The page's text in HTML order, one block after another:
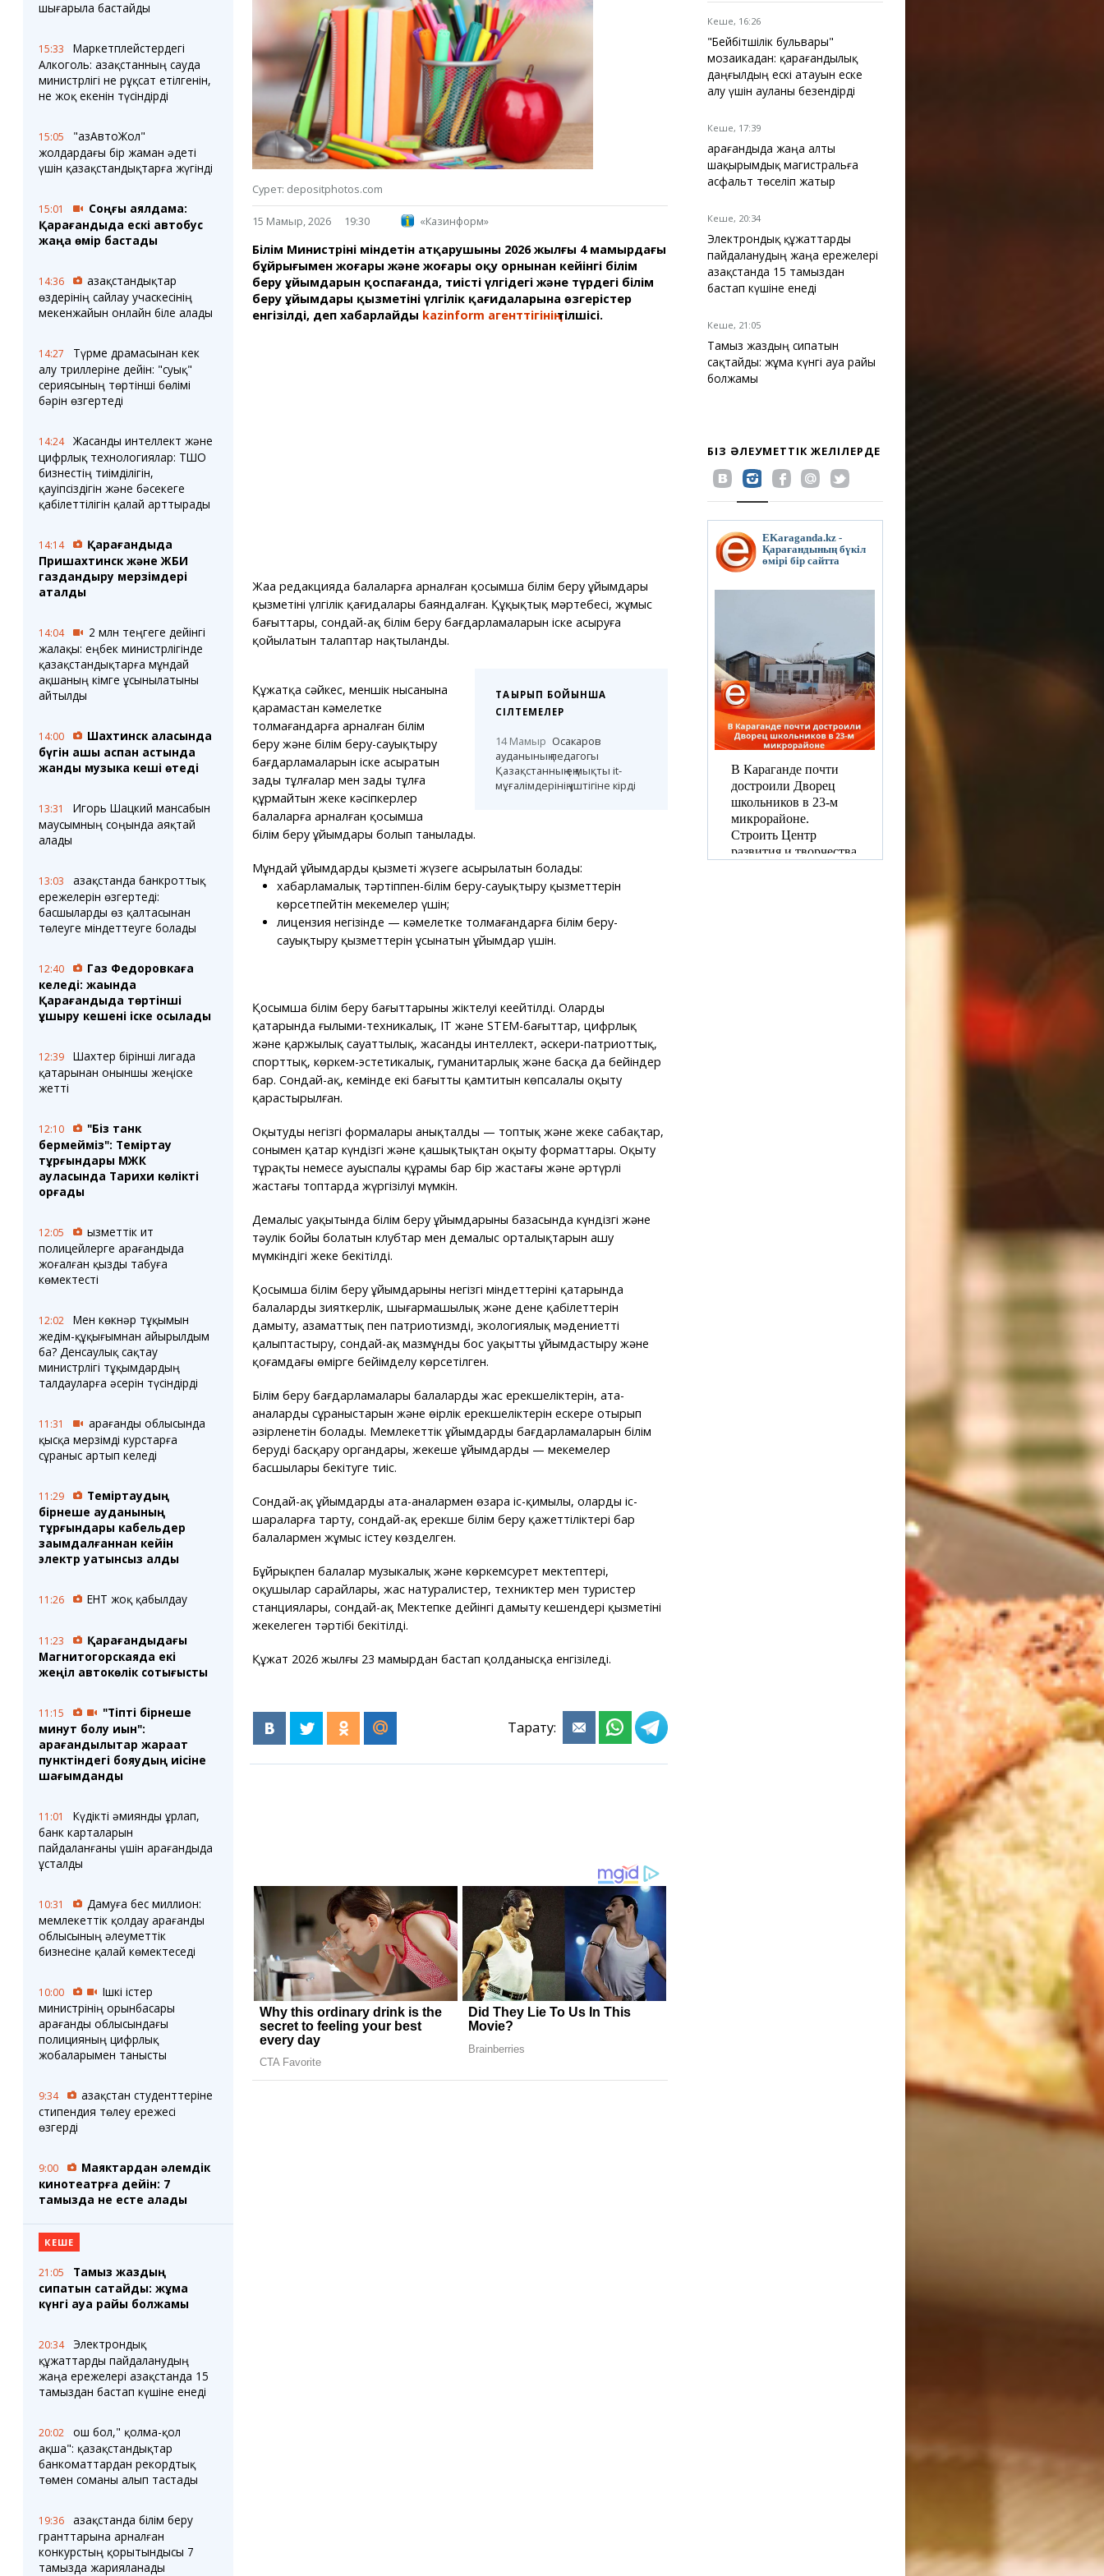
Аптаның коллажы
Ешкин жұлдыз
жорамалы
Қарағанды Картасы
Ұйымдар
Менің учаскелік
Жолдарды жабу
Теміртау
Балқаш
Жезқазған
Медиа
Фото
Бейне
Timelapse
Қызметтер
Аудармашы
Анықтамалық
КӨЛІК КЕСТЕСІ
қызметі
Компаниялар каталогы
Шиналарды сатып
алыңыз, оңай!
шығарыла бастайды
15:33
Маркетплейстердегі
Алкоголь: Қазақстанның сауда
министрлігі не рұқсат етілгенін,
не жоқ екенін түсіндірді
15:05
"ҚазАвтоЖол"
жолдардағы бір жаман әдеті
үшін қазақстандықтарға жүгінді
15:01
Соңғы аялдама:
Қарағандыда ескі автобус
жаңа өмір бастады
14:36
Қазақстандықтар
өздерінің сайлау учаскесінің
мекенжайын онлайн біле алады
14:27
Түрме драмасынан кек
алу триллеріне дейін: "суық"
сериясының төртінші бөлімі
бәрін өзгертеді
14:24
Жасанды интеллект және
цифрлық технологиялар: ТШО
бизнестің тиімділігін,
қауіпсіздігін және бәсекеге
қабілеттілігін қалай арттырады
14:14
Қарағандыда
Пришахтинск және ЖБИ
газдандыру мерзімдері
аталды
14:04
2 млн теңгеге дейінгі
жалақы: еңбек министрлігінде
қазақстандықтарға мұндай
ақшаның кімге ұсынылатыны
айтылды
14:00
Шахтинск қаласында
бүгін ашық аспан астында
жанды музыка кеші өтеді
13:31
Игорь Шацкий мансабын
маусымның соңында аяқтай
алады
13:03
Қазақстанда банкроттық
ережелерін өзгертеді:
басшыларды өз қалтасынан
төлеуге міндеттеуге болады
12:40
Газ Федоровкаға
келеді: жақында
Қарағандыда төртінші
ұшыру кешені іске қосылады
12:39
Шахтер бірінші лигада
қатарынан оныншы жеңіске
жетті
12:10
"Біз танк
бермейміз": Теміртау
тұрғындары МЖК
ауласында Тарихи көлікті
қорғады
12:05
Қызметтік ит
полицейлерге Қарағандыда
жоғалған қызды табуға
көмектесті
12:02
Мен көкнәр тұқымын
жедім-құқығымнан айырылдым
ба? Денсаулық сақтау
министрлігі тұқымдардың
талдауларға әсерін түсіндірді
11:31
Қарағанды облысында
қысқа мерзімді курстарға
сұраныс артып келеді
11:29
Теміртаудың
бірнеше ауданының
тұрғындары кабельдер
зақымдалғаннан кейін
электр қуатынсыз қалды
11:26 ЕНТ жоқ қабылдау
11:23
Қарағандыдағы
Магнитогорскаяда екі
жеңіл автокөлік соқтығысты
11:15
"Тіпті бірнеше
минут болу қиын":
қарағандылықтар жарақат
пунктіндегі бояудың иісіне
шағымданды
11:01
Күдікті әмиянды ұрлап,
банк карталарын
пайдаланғаны үшін Қарағандыда
ұсталды
10:31
Дамуға бес миллион:
мемлекеттік қолдау Қарағанды
облысының әлеуметтік
бизнесіне қалай көмектеседі
10:00
Ішкі істер
министрінің орынбасары
Қарағанды облысындағы
полицияның цифрлық
жобаларымен танысты
9:34
Қазақстан студенттеріне
стипендия төлеу ережесі
өзгерді
9:00
Маяктардан әлемдік
кинотеатрға дейін: 7
тамызда не есте қалады
КЕШЕ
21:05
Тамыз жаздың
сипатын сақтайды: жұма
күнгі ауа райы болжамы
20:34
Электрондық
құжаттарды пайдаланудың
жаңа ережелері Қазақстанда 15
тамыздан бастап күшіне енеді
20:02
Қош бол," қолма-қол
ақша": қазақстандықтар
банкоматтардан рекордтық
төмен соманы алып тастады
19:36
Қазақстанда білім беру
гранттарына арналған
конкурстың қорытындысы 7
тамызда жарияланады
Сурет: depositphotos.com
15 Мамыр, 2026 19:30 «Казинформ»
Білім Министрінің міндетін атқарушының 2026 жылғы 4 мамырдағы
бұйрығымен жоғары және жоғары оқу орнынан кейінгі білім
беру ұйымдарын қоспағанда, тиісті үлгідегі және түрдегі білім
беру ұйымдары қызметінің үлгілік қағидаларына өзгерістер
енгізілді, деп хабарлайды kazinform агенттігініңтілшісі.
Жаңа редакцияда балаларға арналған қосымша білім беру ұйымдары
қызметінің үлгілік қағидалары баяндалған. Құқықтық мәртебесі, жұмыс
бағыттары, сондай-ақ білім беру бағдарламаларын іске асыруға
қойылатын талаптар нақтыланды.
ТАҚЫРЫП БОЙЫНША
СІЛТЕМЕЛЕР
14 Мамыр Осакаров
ауданының педагогы
Қазақстанның ең мықты it-
мұғалімдерінің үштігіне кірді
Құжатқа сәйкес, меншік нысанына
қарамастан кәмелетке
толмағандарға арналған білім
беру және білім беру-сауықтыру
бағдарламаларын іске асыратын
заңды тұлғалар мен заңды тұлға
құрмайтын жеке кәсіпкерлер
балаларға арналған қосымша
білім беру ұйымдары болып танылады.
Мұндай ұйымдардың қызметі жүзеге асырылатын болады:
хабарламалық тәртіппен-білім беру-сауықтыру қызметтерін
көрсетпейтін мекемелер үшін;
лицензия негізінде — кәмелетке толмағандарға білім беру-
сауықтыру қызметтерін ұсынатын ұйымдар үшін.
Қосымша білім беру бағыттарының жіктелуі кеңейтілді. Олардың
қатарында ғылыми-техникалық, IT және STEM-бағыттар, цифрлық
және қаржылық сауаттылық, жасанды интеллект, әскери-патриоттық,
спорттық, көркем-эстетикалық, гуманитарлық және басқа да бейіндер
бар. Сондай-ақ, кемінде екі бағытты қамтитын көпсалалы оқыту
қарастырылған.
Оқытудың негізгі формалары анықталды — топтық және жеке сабақтар,
сонымен қатар күндізгі және қашықтықтан оқыту форматтары. Оқыту
тұрақты немесе ауыспалы құрамы бар бір жастағы және әртүрлі
жастағы топтарда жүргізілуі мүмкін.
Демалыс уақытында білім беру ұйымдарының базасында күндізгі және
тәулік бойы болатын клубтар мен демалыс орталықтарын ашу
мүмкіндігі жеке бекітілді.
Қосымша білім беру ұйымдарының негізгі міндеттерінің қатарында
балалардың зияткерлік, шығармашылық және дене қабілеттерін
дамыту, азаматтық пен патриотизмді, экологиялық мәдениетті
қалыптастыру, сондай-ақ мазмұнды бос уақытты ұйымдастыру және
қоғамдағы өмірге бейімделу көрсетілген.
Білім беру бағдарламалары балалардың жас ерекшеліктерін, ата-
аналардың сұраныстарын және өңірлік ерекшеліктерін ескере отырып
әзірленетін болады. Мемлекеттік ұйымдардың бағдарламаларын білім
беруді басқару органдары, жекеше ұйымдардың — мекемелер
басшылары бекітуге тиіс.
Сондай-ақ ұйымдардың ата-аналармен өзара іс-қимылы, оларды іс-
шараларға тарту, сондай-ақ ерекше білім беру қажеттіліктері бар
балалармен жұмыс істеу көзделген.
Бұйрықпен балалар музыкалық және көркемсурет мектептері,
оқушылар сарайлары, жас натуралистер, техниктер мен туристер
станциялары, сондай-ақ Мектепке дейінгі дамыту кешендері қызметінің
жекелеген тәртібі бекітілді.
Құжат 2026 жылғы 23 мамырдан бастап қолданысқа енгізіледі.
Тарату:
Кеше, 16:26
"Бейбітшілік бульвары"
мозаикадан: қарағандылық
даңғылдың ескі атауын еске
алу үшін ауланы безендірді
Кеше, 17:39
Қарағандыда жаңа алты
шақырымдық магистральға
асфальт төселіп жатыр
Кеше, 20:34
Электрондық құжаттарды
пайдаланудың жаңа ережелері
Қазақстанда 15 тамыздан
бастап күшіне енеді
Кеше, 21:05
Тамыз жаздың сипатын
сақтайды: жұма күнгі ауа райы
болжамы
БІЗ ӘЛЕУМЕТТІК ЖЕЛІЛЕРДЕ
EKaraganda.kz -
Қарағандының бүкіл
өмірі бір сайтта